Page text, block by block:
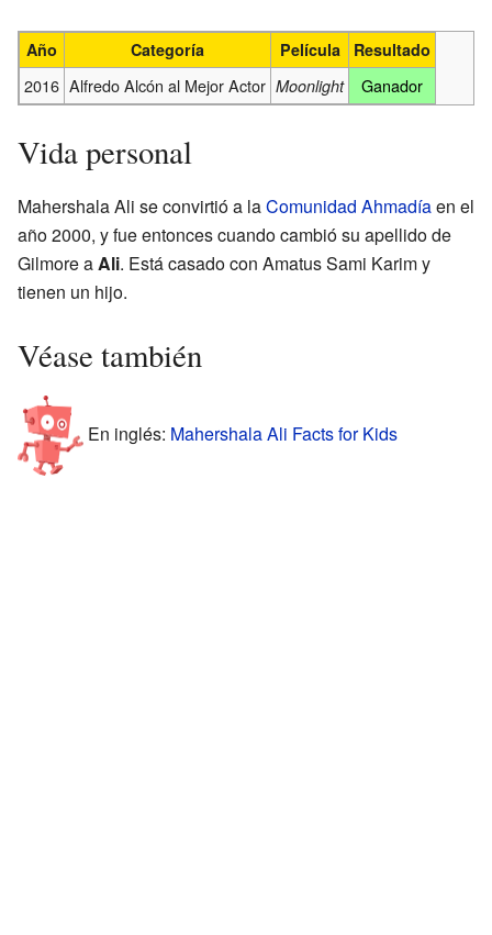
Año Categoría Película Resultado
2016 Alfredo Alcón al Mejor Actor Moonlight Ganador
Vida personal
Mahershala Ali se convirtió a laComunidad Ahmadíaen el
año 2000, y fue entonces cuando cambió su apellido de
Gilmore aAli. Está casado con Amatus Sami Karim y
tienen un hijo.
Véase también
En inglés: Mahershala Ali Facts for Kids